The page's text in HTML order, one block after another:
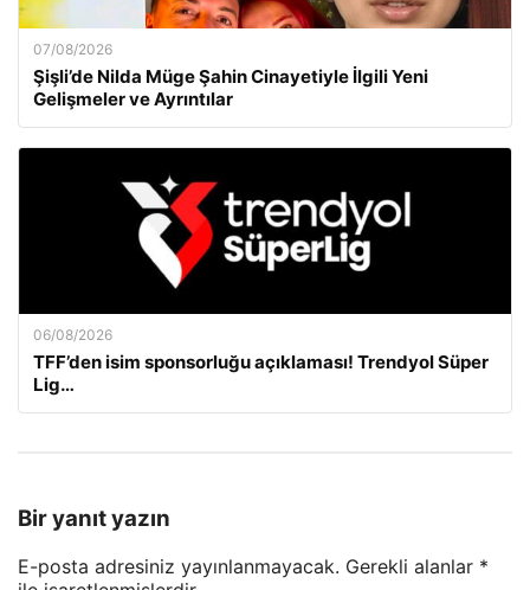
07/08/2026
Şişli’de Nilda Müge Şahin Cinayetiyle İlgili Yeni
Gelişmeler ve Ayrıntılar
06/08/2026
TFF’den isim sponsorluğu açıklaması! Trendyol Süper
Lig…
Bir yanıt yazın
E-posta adresiniz yayınlanmayacak. Gerekli alanlar *